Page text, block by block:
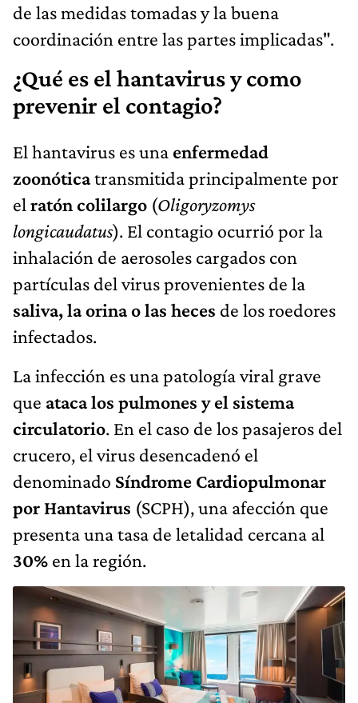
de las medidas tomadas y la buena
coordinación entre las partes implicadas".
¿Qué es el hantavirus y como
prevenir el contagio?
El hantavirus es una enfermedad
zoonóticatransmitida principalmente por
el ratón colilargo (Oligoryzomys
longicaudatus). El contagio ocurrió por la
inhalación de aerosoles cargados con
partículas del virus provenientes de la
saliva, la orina o las heces de los roedores
infectados.
La infección es una patología viral grave
que ataca los pulmones y el sistema
circulatorio. En el caso de los pasajeros del
crucero, el virus desencadenó el
denominado Síndrome Cardiopulmonar
por Hantavirus (SCPH), una afección que
presenta una tasa de letalidad cercana al
30% en la región.